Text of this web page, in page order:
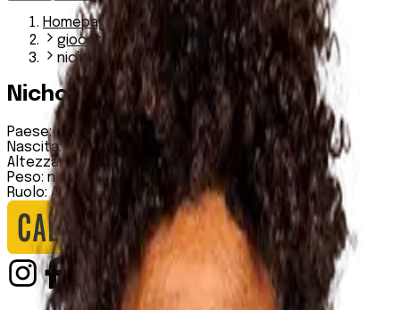
Homepage
giocatori
nicholas gioacchini
Nicholas Gioacchini
Paese:
Francia
Nascita: 25 07 2000
Altezza:
183 cm
Peso: n.d.
Ruolo: Attaccante